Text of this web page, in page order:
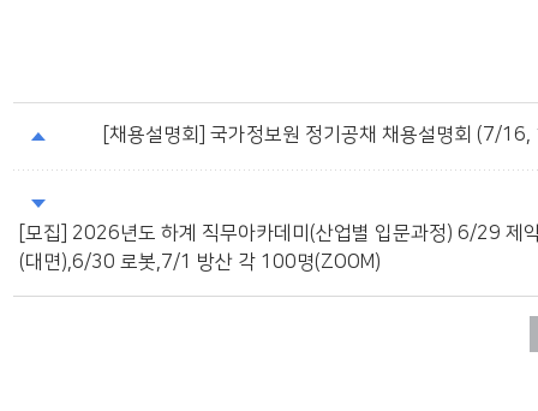
[채용설명회] 국가정보원 정기공채 채용설명회 (7/
[모집] 2026년도 하계 직무아카데미(산업별 입문과정) 6/29 제
(대면),6/30 로봇,7/1 방산 각 100명(ZOOM)